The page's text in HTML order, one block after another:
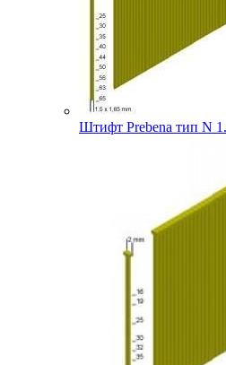
Штифт Prebena тип N